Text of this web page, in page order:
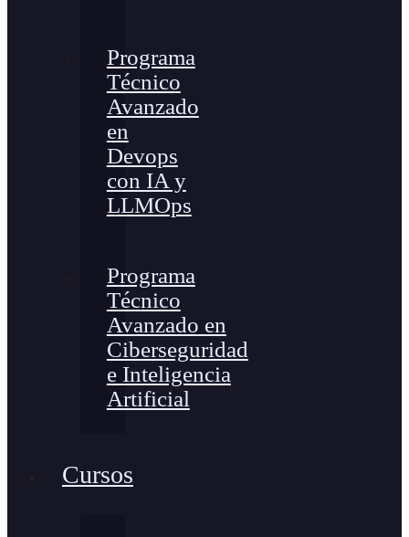
Programa
Técnico
Avanzado
en
Devops
con IA y
LLMOps
Programa
Técnico
Avanzado en
Ciberseguridad
e Inteligencia
Artificial
Cursos